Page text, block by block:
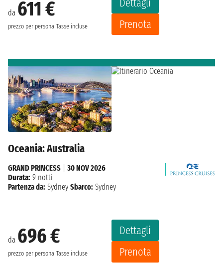
da 611 €
prezzo per persona Tasse incluse
Dettagli
Prenota
Oceania: Australia
da 696 €
prezzo per persona Tasse incluse
Dettagli
Prenota
GRAND PRINCESS
30 NOV 2026
Durata: 9 notti
Partenza da: Sydney Sbarco: Sydney